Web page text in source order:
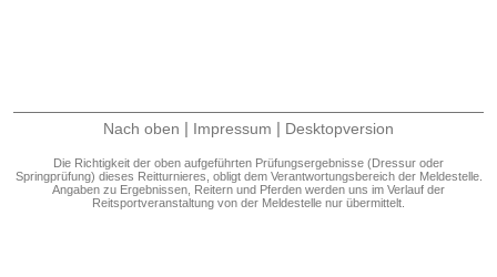
Nach oben | Impressum | Desktopversion
Die Richtigkeit der oben aufgeführten Prüfungsergebnisse (Dressur oder
Springprüfung) dieses Reitturnieres, obligt dem Verantwortungsbereich der Meldestelle.
Angaben zu Ergebnissen, Reitern und Pferden werden uns im Verlauf der
Reitsportveranstaltung von der Meldestelle nur übermittelt.